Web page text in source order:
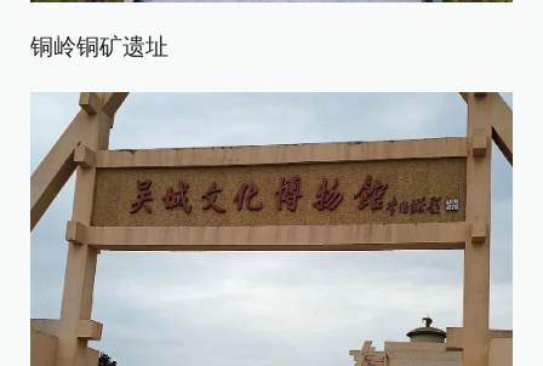
铜岭铜矿遗址